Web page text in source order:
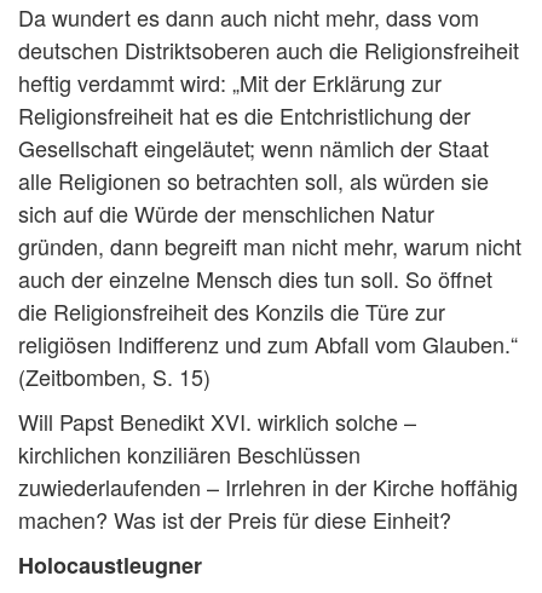
Da wundert es dann auch nicht mehr, dass vom
deutschen Distriktsoberen auch die Religionsfreiheit
heftig verdammt wird: „Mit der Erklärung zur
Religionsfreiheit hat es die Entchristlichung der
Gesellschaft eingeläutet; wenn nämlich der Staat
alle Religionen so betrachten soll, als würden sie
sich auf die Würde der menschlichen Natur
gründen, dann begreift man nicht mehr, warum nicht
auch der einzelne Mensch dies tun soll. So öffnet
die Religionsfreiheit des Konzils die Türe zur
religiösen Indifferenz und zum Abfall vom Glauben.“
(Zeitbomben, S. 15)
Will Papst Benedikt XVI. wirklich solche –
kirchlichen konziliären Beschlüssen
zuwiederlaufenden – Irrlehren in der Kirche hoffähig
machen? Was ist der Preis für diese Einheit?
Holocaustleugner